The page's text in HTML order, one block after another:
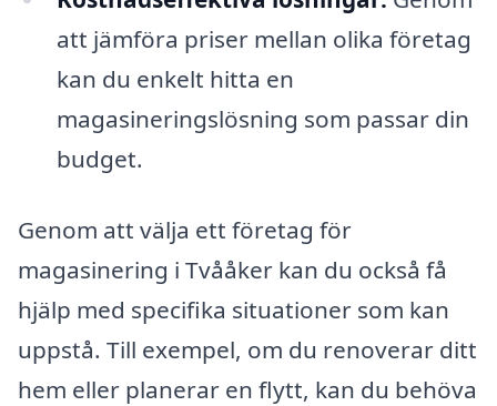
att jämföra priser mellan olika företag
kan du enkelt hitta en
magasineringslösning som passar din
budget.
Genom att välja ett företag för
magasinering i Tvååker kan du också få
hjälp med specifika situationer som kan
uppstå. Till exempel, om du renoverar ditt
hem eller planerar en flytt, kan du behöva